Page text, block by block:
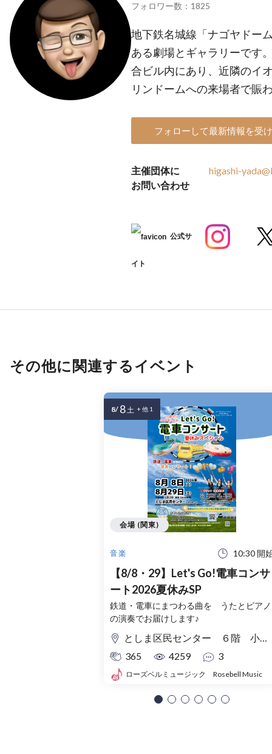
フォロワー数：1825
地下鉄名城線「ナゴヤドー
ある劇場とギャラリーです
合ビル内にあり、近隣のイ
リンドームへの来場者で賑
フォローして最新情報を受
主催団体に
お問い合わせ
higashi-
公式サ
イト
その他に関連するイベント
音楽 10:30 開
【8/8・29】Let's Go!電車コンサ
ート2026夏休みSP
鉄道・電車にまつわる曲を うたとピアノ
の演奏でお届けします♪
としま区民センター ６階 小ホール
365
4259 3
ローズベルミュージック Rosebell Music
会場 (関東)
8/ 8土 + 他 1